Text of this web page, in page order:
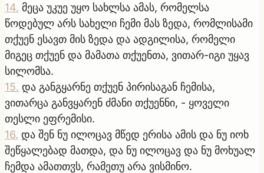
14. მეცა უკუე უყო სახლსა ამას, რომელსა
წოდებულ არს სახელი ჩემი მას ზედა, რომლისამი
თქუენ ესავთ მის ზედა და ადგილისა, რომელი
მიგეც თქუენ და მამათა თქუენთა, ვითარ-იგი უყავ
სილომსა.
15. და განგყარნე თქუენ პირისაგან ჩემისა,
ვითარცა განვყარენ ძმანი თქუენნი, - ყოველი
თესლი ეფრემისი.
16. და შენ ნუ ილოცავ მწედ ერისა ამის და ნუ იოხ
შეწყალებად მათდა, და ნუ ილოცავ და ნუ მოხუალ
ჩემდა ამათთჳს, რამეთუ არა ვისმინო.